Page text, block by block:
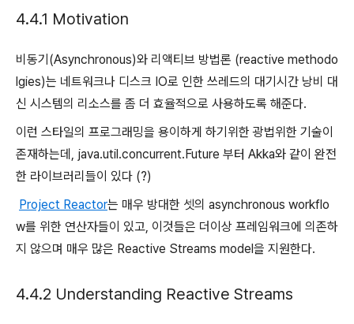
4.4.1 Motivation
비동기(Asynchronous)와 리액티브 방법론 (reactive methodo
lgies)는 네트워크나 디스크 IO로 인한 쓰레드의 대기시간 낭비 대
신 시스템의 리소스를 좀 더 효율적으로 사용하도록 해준다.
이런 스타일의 프로그래밍을 용이하게 하기위한 광법위한 기술이
존재하는데, java.util.concurrent.Future 부터 Akka와 같이 완전
한 라이브러리들이 있다 (?)
Project Reactor는 매우 방대한 셋의 asynchronous workflo
w를 위한 연산자들이 있고, 이것들은 더이상 프레임워크에 의존하
지 않으며 매우 많은 Reactive Streams model을 지원한다.
4.4.2 Understanding Reactive Streams